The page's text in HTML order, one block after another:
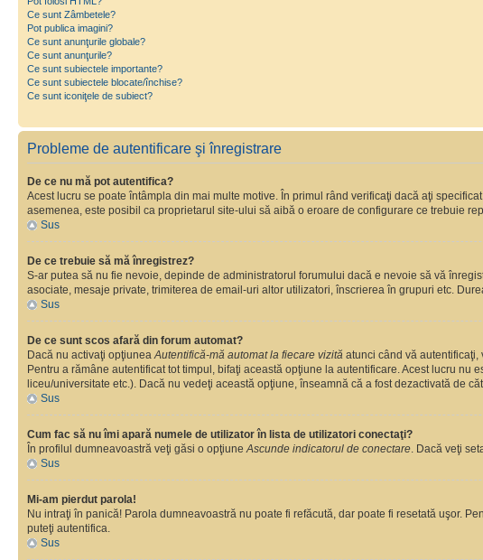
Ce sunt Zâmbetele?
Pot publica imagini?
Ce sunt anunţurile globale?
Ce sunt anunţurile?
Ce sunt subiectele importante?
Ce sunt subiectele blocate/închise?
Ce sunt iconiţele de subiect?
Probleme de autentificare şi înregistrare
De ce nu mă pot autentifica?
Acest lucru se poate întâmpla din mai multe motive. În primul rând verificaţi dacă aţi
asemenea, este posibil ca proprietarul site-ului să aibă o eroare de configurare ce trebuie
Sus
De ce trebuie să mă înregistrez?
S-ar putea să nu fie nevoie, depinde de administratorul forumului dacă e nevoie să vă
asociate, mesaje private, trimiterea de email-uri altor utilizatori, înscrierea în grupuri etc.
Sus
De ce sunt scos afară din forum automat?
Dacă nu activaţi opţiunea Autentifică-mă automat la fiecare vizită atunci când vă autentificaţi,
Pentru a rămâne autentificat tot timpul, bifaţi această opţiune la autentificare. Acest lucru
liceu/universitate etc.). Dacă nu vedeţi această opţiune, înseamnă că a fost dezactivată de
Sus
Cum fac să nu îmi apară numele de utilizator în lista de utilizatori conectaţi?
În profilul dumneavoastră veţi găsi o opţiune Ascunde indicatorul de conectare . Dacă veţi
Sus
Mi-am pierdut parola!
Nu intraţi în panică! Parola dumneavoastră nu poate fi refăcută, dar poate fi resetată uşor.
puteţi autentifica.
Sus